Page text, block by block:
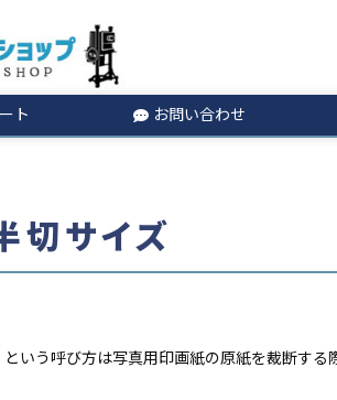
ト お問い合わせ
検索
切サイズ
いう呼び方は写真用印画紙の原紙を裁断する